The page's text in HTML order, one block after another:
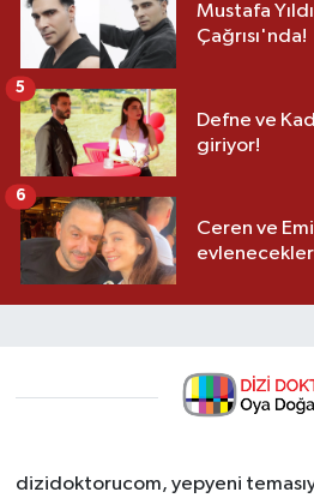
Mustafa
Çağrısı'nda!
Defne ve
giriyor!
5
Ceren ve
6
dizidoktorucom, yepyeni